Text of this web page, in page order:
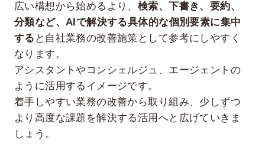
広い構想から始めるより、 検索、下書き、要約、
分類など、AIで解決する具体的な個別要素に集中
する と自社業務の改善施策として参考にしやすく
なります。
アシスタントやコンシェルジュ、エージェントの
ように活用するイメージです。
着手しやすい業務の改善から取り組み、少しずつ
より高度な課題を解決する活用へと広げていきま
しょう。